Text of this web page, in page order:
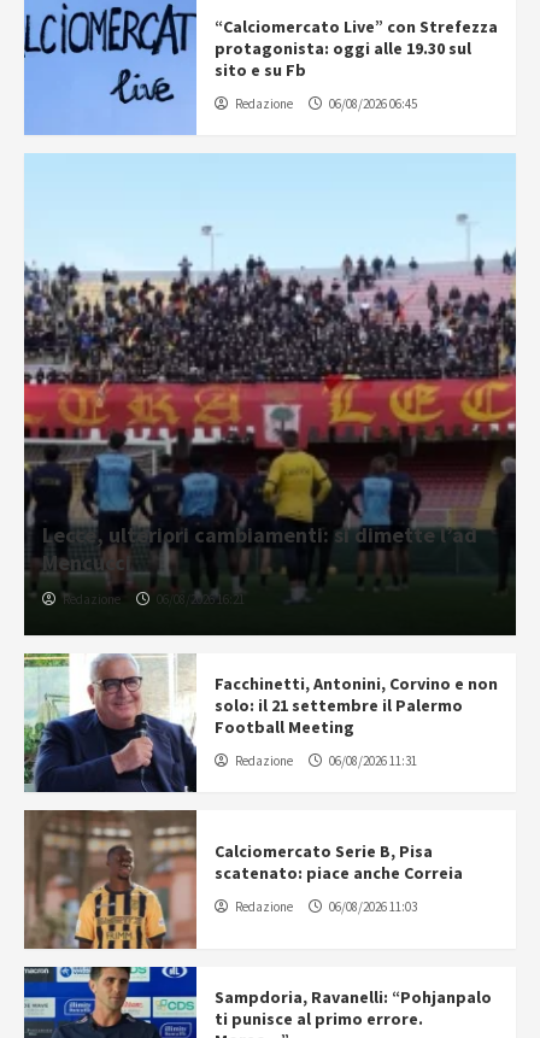
“Calciomercato Live” con Strefezza
protagonista: oggi alle 19.30 sul
sito e su Fb
Redazione 06/08/2026 06:45
Lecce, ulteriori cambiamenti: si dimette l’ad
Mencucci
Redazione 06/08/2026 16:21
Facchinetti, Antonini, Corvino e non
solo: il 21 settembre il Palermo
Football Meeting
Redazione 06/08/2026 11:31
Calciomercato Serie B, Pisa
scatenato: piace anche Correia
Redazione 06/08/2026 11:03
Sampdoria, Ravanelli: “Pohjanpalo
ti punisce al primo errore.